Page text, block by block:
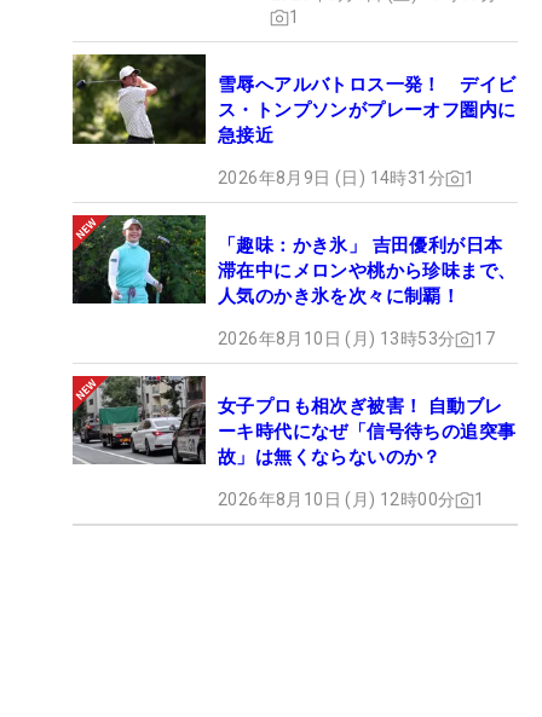
1
雪辱へアルバトロス一発！ デイビ
ス・トンプソンがプレーオフ圏内に
急接近
2026年8月9日 (日) 14時31分 1
「趣味：かき氷」 吉田優利が日本
滞在中にメロンや桃から珍味まで、
人気のかき氷を次々に制覇！
2026年8月10日 (月) 13時53分 17
女子プロも相次ぎ被害！ 自動ブレ
ーキ時代になぜ「信号待ちの追突事
故」は無くならないのか？
2026年8月10日 (月) 12時00分 1